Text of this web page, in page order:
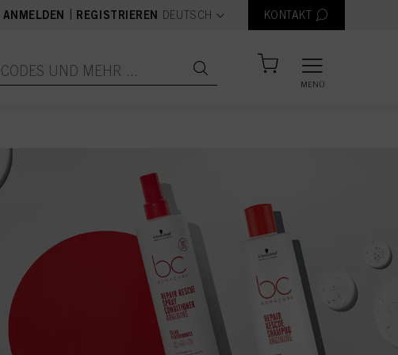
ANMELDEN REGISTRIEREN text.language
DEUTSCH KONTAKT
MENÜ